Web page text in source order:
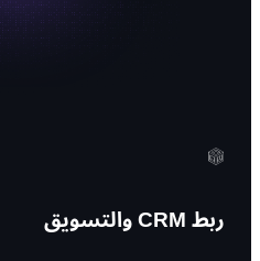
ربط CRM والتسويق